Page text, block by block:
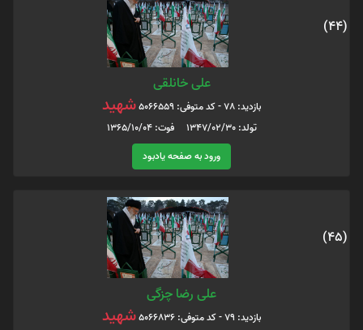
(44)
علی خانلقی
بازدید: 78 - کد متوفی: 5066559 شهید
تولد: 1347/02/30 فوت: 1365/10/04
ورود به صفحه یادبود
(45)
علی رضا چزگی
بازدید: 79 - کد متوفی: 5066836 شهید